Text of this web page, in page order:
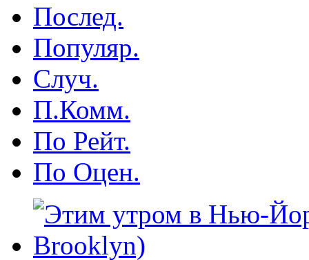
Послед.
Популяр.
Случ.
П.Комм.
По Рейт.
По Оцен.